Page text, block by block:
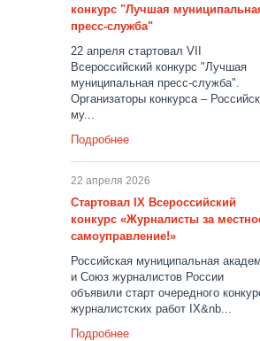
конкурс "Лучшая
пресс-служба"
22 апреля стартовал VII
Всероссийский конкурс "Лучшая
муниципальная пресс-служба".
Организаторы конкурса –
му...
Подробнее
22 апреля 2026
Стартовал IX Всероссийский
конкурс «Журналисты за
самоуправление!»
Российская муниципальная
и Союз журналистов России
объявили старт очередного
журналистских работ IX&nb...
Подробнее